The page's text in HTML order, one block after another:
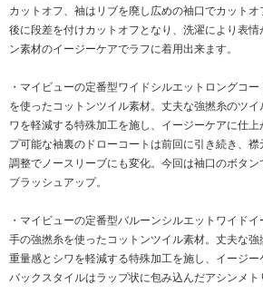
カットオフ、袖はリブを廃し広めの袖口でカット
後に段差を付けカットオフとなり、洗濯により表情
ン素材のイージーケアでラフに着用出来ます。
・マイビューの定番型ワイドシルエットロングコ
を使ったコットンツイル素材。丈夫な強撚糸のツ
ワを軽減する特殊加工を施し、イージーケアに仕
プ可能な袖裏のドローコートは前回に引き続き、
調整でノースリーブにも変化。今回は袖口のボタ
ブラッシュアップ。
・マイビューの定番型バルーンシルエットワイド
手の強撚糸を使ったコットンツイル素材。丈夫な
重量感とシワを軽減する特殊加工を施し、イージー
バックスタイルはラップ状に包み込んだアシンメト